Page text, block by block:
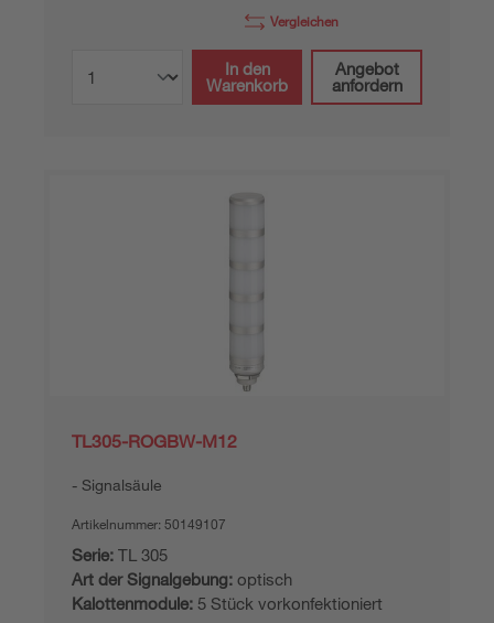
Vergleichen
In den
Warenkorb
Angebot
anfordern
TL305-ROGBW-M12
Signalsäule
Artikelnummer: 50149107
Serie: TL 305
Art der Signalgebung: optisch
Kalottenmodule: 5 Stück vorkonfektioniert